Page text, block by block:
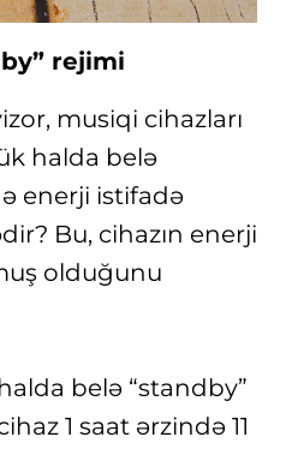
rejimi
musiqi cihazları
halda belə
enerji istifadə
Bu, cihazın enerji
olduğunu
belə “standby”
1 saat ərzində 11